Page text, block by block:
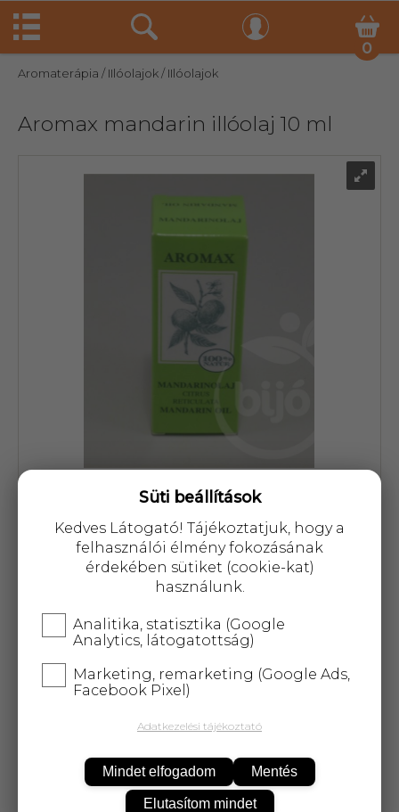
0
Aromaterápia / IIlóolajok/ IIlóolajok
Aromax mandarin illóolaj 10 ml
Cikkszám: 10054
1 819 Ft
párologtatásra, aromafürdő, testápoló olaj és
illatszer készítéséhez
Süti beállítások
Kedves Látogató! Tájékoztatjuk, hogy a
felhasználói élmény fokozásának
érdekében sütiket (cookie-kat)
használunk.
Analitika, statisztika (Google
Analytics, látogatottság)
Marketing, remarketing (Google Ads,
Facebook Pixel)
Adatkezelési tájékoztató
Mindet elfogadom Mentés
Elutasítom mindet